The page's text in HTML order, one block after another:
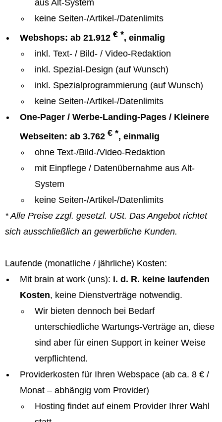
aus Alt-System
keine Seiten-/Artikel-/Datenlimits
Webshops: ab 21.912 € *, einmalig
inkl. Text- / Bild- / Video-Redaktion
inkl. Spezial-Design (auf Wunsch)
inkl. Spezialprogrammierung (auf Wunsch)
keine Seiten-/Artikel-/Datenlimits
One-Pager / Werbe-Landing-Pages / Kleinere
Webseiten: ab 3.762 € *, einmalig
ohne Text-/Bild-/Video-Redaktion
mit Einpflege / Datenübernahme aus Alt-
System
keine Seiten-/Artikel-/Datenlimits
* Alle Preise zzgl. gesetzl. USt. Das Angebot richtet
sich ausschließlich an gewerbliche Kunden.
Laufende (monatliche / jährliche) Kosten:
Mit brain at work (uns): i. d. R. keine laufenden
Kosten, keine Dienstverträge notwendig.
Wir bieten dennoch bei Bedarf
unterschiedliche Wartungs-Verträge an, diese
sind aber für einen Support in keiner Weise
verpflichtend.
Providerkosten für Ihren Webspace (ab ca. 8 € /
Monat – abhängig vom Provider)
Hosting findet auf einem Provider Ihrer Wahl